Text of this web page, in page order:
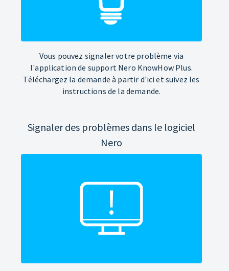
Vous pouvez signaler votre problème via
l'application de support Nero KnowHow Plus.
Téléchargez la demande à partir d'ici et suivez les
instructions de la demande.
Signaler des problèmes dans le logiciel
Nero